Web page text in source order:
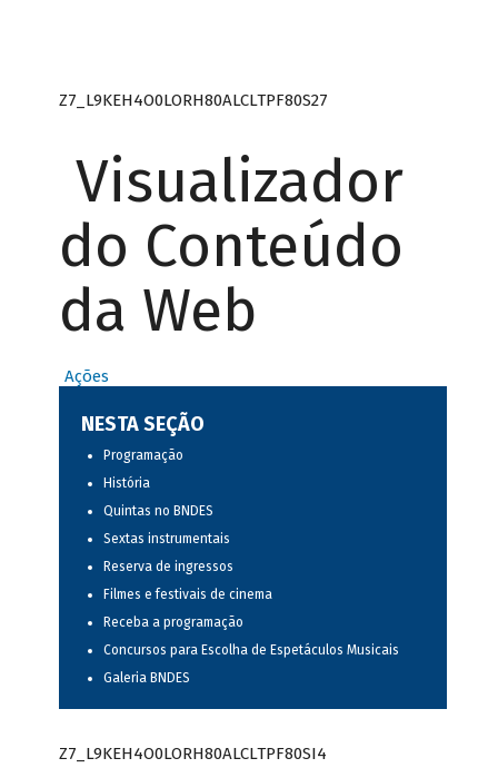
Z7_L9KEH4O0LORH80ALCLTPF80S27
Visualizador
do Conteúdo
da Web
Ações
NESTA SEÇÃO
Programação
História
Quintas no BNDES
Sextas instrumentais
Reserva de ingressos
Filmes e festivais de cinema
Receba a programação
Concursos para Escolha de Espetáculos Musicais
Galeria BNDES
Z7_L9KEH4O0LORH80ALCLTPF80SI4